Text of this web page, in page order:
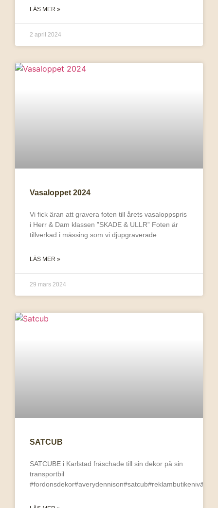
LÄS MER »
2 april 2024
Vasaloppet 2024
Vi fick äran att gravera foten till årets vasaloppspris
i Herr & Dam klassen ”SKADE & ULLR” Foten är
tillverkad i mässing som vi djupgraverade
LÄS MER »
29 mars 2024
SATCUB
SATCUBE i Karlstad fräschade till sin dekor på sin
transportbil